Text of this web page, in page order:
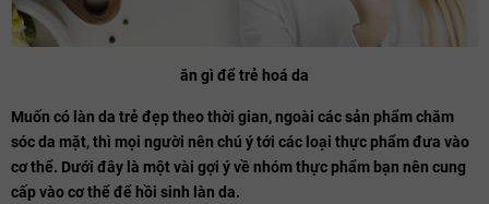
ăn gì để trẻ hoá da
Muốn có làn da trẻ đẹp theo thời gian, ngoài các sản phẩm chăm
sóc da mặt, thì mọi người nên chú ý tới các loại thực phẩm đưa vào
cơ thể. Dưới đây là một vài gợi ý về nhóm thực phẩm bạn nên cung
cấp vào cơ thể để hồi sinh làn da.